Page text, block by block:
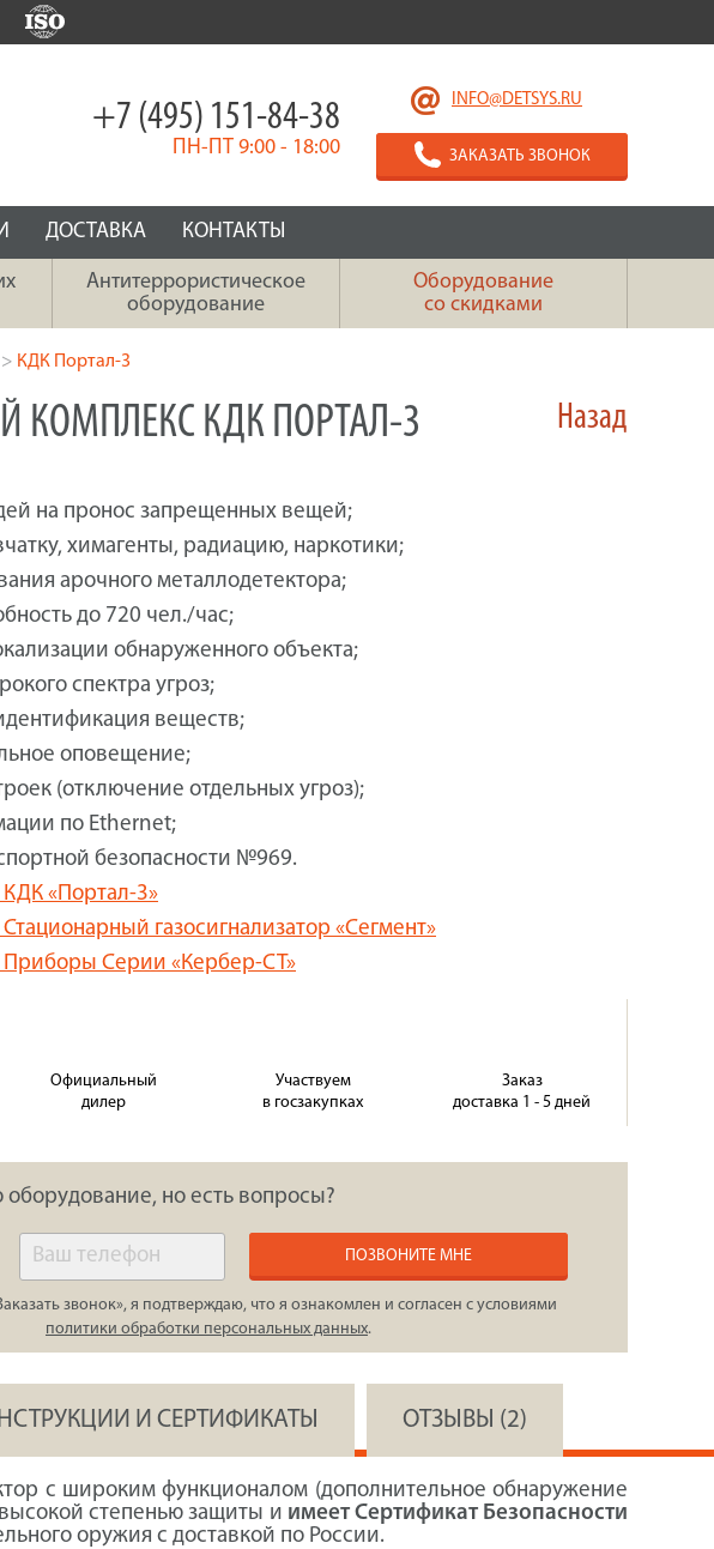
INFO@DETSYS.RU
ЗАКАЗАТЬ ЗВОНОК
+7 (495) 151-84-38
ПН-ПТ 9:00 - 18:00
ДОСТАВКА КОНТАКТЫ
Антитеррористическое
оборудование
Оборудование
со скидками
> КДК Портал-3
Назад
КОМПЛЕКС КДК ПОРТАЛ-3
на пронос запрещенных вещей;
химагенты, радиацию, наркотики;
арочного металлодетектора;
до 720 чел./час;
обнаруженного объекта;
спектра угроз;
веществ;
оповещение;
(отключение отдельных угроз);
по Ethernet;
безопасности №969.
«Портал-3»
газосигнализатор «Сегмент»
Приборы Серии «Кербер-СТ»
Официальный
дилер
Участвуем
в госзакупках
Заказ
доставка 1 - 5 дней
оборудование, но есть вопросы?
ПОЗВОНИТЕ МНЕ
звонок», я подтверждаю, что я ознакомлен и согласен с условиями
политики обработки персональных данных.
И СЕРТИФИКАТЫ ОТЗЫВЫ (2)
с широким функционалом (дополнительное обнаружение
степенью защиты и имеет Сертификат Безопасности
оружия с доставкой по России.